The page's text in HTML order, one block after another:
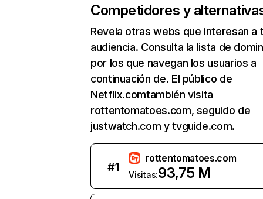
Competidores y
Revela otras webs que interesan a
audiencia. Consulta la lista de
por los que navegan los usuarios a
continuación de. El público de
Netflix.comtambién visita
rottentomatoes.com, seguido de
justwatch.com y tvguide.com.
#1
rottentomatoes.com
Visitas:93,75 M